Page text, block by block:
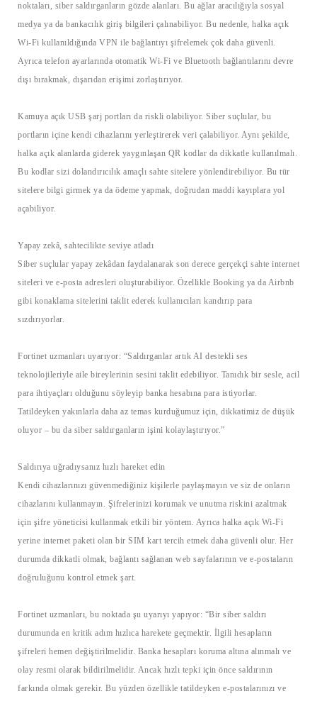
noktaları, siber saldırganların gözde alanları. Bu ağlar aracılığıyla sosyal
medya ya da bankacılık giriş bilgileri çalınabiliyor. Bu nedenle, halka açık
Wi-Fi kullanıldığında VPN ile bağlantıyı şifrelemek çok daha güvenli.
Ayrıca telefon ayarlarında otomatik Wi-Fi ve Bluetooth bağlantılarını devre
dışı bırakmak, dışarıdan erişimi zorlaştırıyor.
Kamuya açık USB şarj portları da riskli olabiliyor. Siber suçlular, bu
portların içine kendi cihazlarını yerleştirerek veri çalabiliyor. Aynı şekilde,
halka açık alanlarda giderek yaygınlaşan QR kodlar da dikkatle kullanılmalı.
Bu kodlar sizi dolandırıcılık amaçlı sahte sitelere yönlendirebiliyor. Bu tür
sitelere bilgi girmek ya da ödeme yapmak, doğrudan maddi kayıplara yol
açabiliyor.
Yapay zekâ, sahtecilikte seviye atladı
Siber suçlular yapay zekâdan faydalanarak son derece gerçekçi sahte internet
siteleri ve e-posta adresleri oluşturabiliyor. Özellikle Booking ya da Airbnb
gibi konaklama sitelerini taklit ederek kullanıcıları kandırıp para
sızdırıyorlar.
Fortinet uzmanları uyarıyor: “Saldırganlar artık AI destekli ses
teknolojileriyle aile bireylerinin sesini taklit edebiliyor. Tanıdık bir sesle, acil
para ihtiyaçları olduğunu söyleyip banka hesabına para istiyorlar.
Tatildeyken yakınlarla daha az temas kurduğumuz için, dikkatimiz de düşük
oluyor – bu da siber saldırganların işini kolaylaştırıyor.”
Saldırıya uğradıysanız hızlı hareket edin
Kendi cihazlarınızı güvenmediğiniz kişilerle paylaşmayın ve siz de onların
cihazlarını kullanmayın. Şifrelerinizi korumak ve unutma riskini azaltmak
için şifre yöneticisi kullanmak etkili bir yöntem. Ayrıca halka açık Wi-Fi
yerine internet paketi olan bir SIM kart tercih etmek daha güvenli olur. Her
durumda dikkatli olmak, bağlantı sağlanan web sayfalarının ve e-postaların
doğruluğunu kontrol etmek şart.
Fortinet uzmanları, bu noktada şu uyarıyı yapıyor: “Bir siber saldırı
durumunda en kritik adım hızlıca harekete geçmektir. İlgili hesapların
şifreleri hemen değiştirilmelidir. Banka hesapları koruma altına alınmalı ve
olay resmi olarak bildirilmelidir. Ancak hızlı tepki için önce saldırının
farkında olmak gerekir. Bu yüzden özellikle tatildeyken e-postalarınızı ve